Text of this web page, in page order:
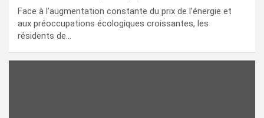
Face à l’augmentation constante du prix de l’énergie et
aux préoccupations écologiques croissantes, les
résidents de…